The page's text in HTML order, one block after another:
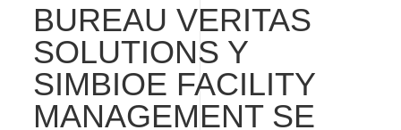
BUREAU VERITAS
SOLUTIONS Y
SIMBIOE FACILITY
MANAGEMENT SE